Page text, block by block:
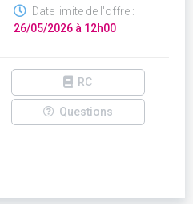
Date limite de l'offre :
26/05/2026 à 12h00
RC
Questions